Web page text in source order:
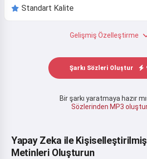
Gelişmiş Özelleştirme
Şarkı Sözleri Oluştur
Bir şarkı yaratmaya hazır
Sözlerinden MP3
Yapay Zeka ile Kişiselleştirilmiş
Metinleri Oluşturun